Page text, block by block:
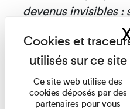
devenus invisibles :
paysage, ils
d’après-
vestiges de l’ère
Ce site web utilise des
cookies déposés par des
partenaires pour vous